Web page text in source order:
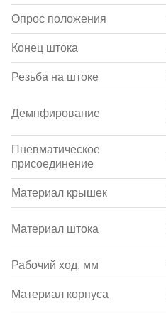
Опрос положения
Конец штока
Резьба на штоке
Демпфирование
Пневматическое
присоединение
Материал крышек
Материал штока
Рабочий ход, мм
Материал корпуса